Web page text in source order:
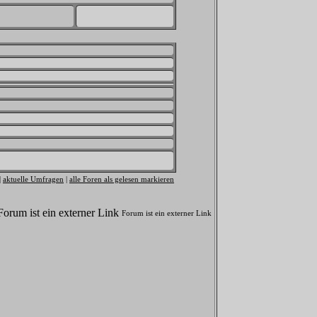
aktuelle Umfragen | alle Foren als gelesen markieren
Forum ist ein externer Link